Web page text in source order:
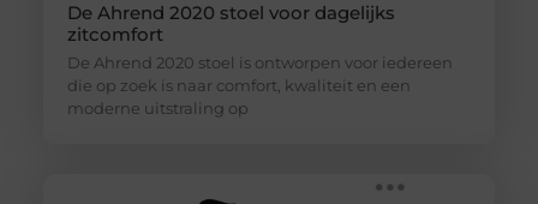
De Ahrend 2020 stoel voor dagelijks
zitcomfort
De Ahrend 2020 stoel is ontworpen voor iedereen
die op zoek is naar comfort, kwaliteit en een
moderne uitstraling op